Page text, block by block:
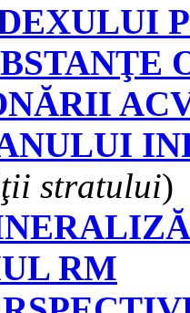
stratului)
RM